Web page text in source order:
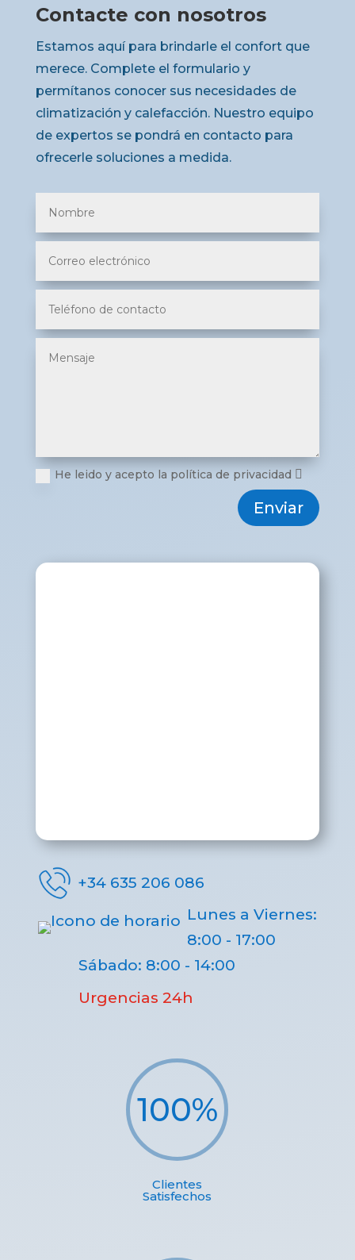
Contacte con nosotros
Estamos aquí para brindarle el confort que
merece. Complete el formulario y
permítanos conocer sus necesidades de
climatización y calefacción. Nuestro equipo
de expertos se pondrá en contacto para
ofrecerle soluciones a medida.
He leido y acepto la política de privacidad
Enviar
+34 635 206 086
Lunes a Viernes:
8:00 - 17:00
Sábado: 8:00 - 14:00
Urgencias 24h
100%
Clientes
Satisfechos